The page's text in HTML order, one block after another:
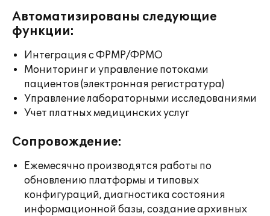
Автоматизированы следующие
функции:
Интеграция с ФРМР/ФРМО
Мониторинг и управление потоками
пациентов (электронная регистратура)
Управление лабораторными исследованиями
Учет платных медицинских услуг
Сопровождение:
Ежемесячно производятся работы по
обновлению платформы и типовых
конфигураций, диагностика состояния
информационной базы, создание архивных